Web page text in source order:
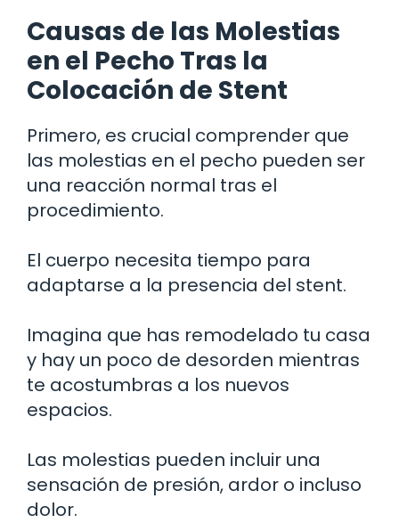
Causas de las Molestias
en el Pecho Tras la
Colocación de Stent
Primero, es crucial comprender que
las molestias en el pecho pueden ser
una reacción normal tras el
procedimiento.
El cuerpo necesita tiempo para
adaptarse a la presencia del stent.
Imagina que has remodelado tu casa
y hay un poco de desorden mientras
te acostumbras a los nuevos
espacios.
Las molestias pueden incluir una
sensación de presión, ardor o incluso
dolor.